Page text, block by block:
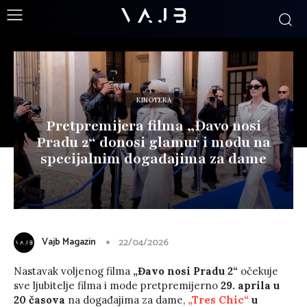
KINOTEKA
Pretpremijera filma „Đavo nosi
Pradu 2“ donosi glamur i modu na
specijalnim događajima za dame
Vajb Magazin 22/04/2026
Nastavak voljenog filma „Đavo nosi Pradu 2“ očekuje
sve ljubitelje filma i mode pretpremijerno 29. aprila u
20 časova na događajima za dame, „Tres Chic“ u